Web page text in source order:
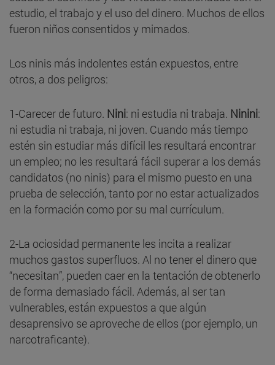
estudio, el trabajo y el uso del dinero. Muchos de ellos
fueron niños consentidos y mimados.
Los ninis más indolentes están expuestos, entre
otros, a dos peligros:
1-Carecer de futuro. Nini: ni estudia ni trabaja. Ninini:
ni estudia ni trabaja, ni joven. Cuando más tiempo
estén sin estudiar más difícil les resultará encontrar
un empleo; no les resultará fácil superar a los demás
candidatos (no ninis) para el mismo puesto en una
prueba de selección, tanto por no estar actualizados
en la formación como por su mal currículum.
2-La ociosidad permanente les incita a realizar
muchos gastos superfluos. Al no tener el dinero que
“necesitan”, pueden caer en la tentación de obtenerlo
de forma demasiado fácil. Además, al ser tan
vulnerables, están expuestos a que algún
desaprensivo se aproveche de ellos (por ejemplo, un
narcotraficante).